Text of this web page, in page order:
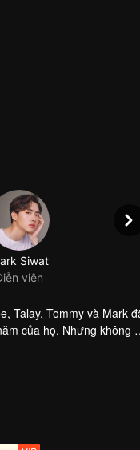
Siwat
viên
Talay, Tommy và Mark
của họ. Nhưng không ai
cô đơn, điên cuồng, bị
loạn. Tình huống vừa
của họ...